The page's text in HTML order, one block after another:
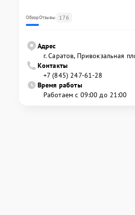
ОбзорОтзывы 176
Адрес
г. Саратов, Привокзальная
Контакты
+7 (845) 247-61-28
Время работы
Работаем с 09:00 до 21:00